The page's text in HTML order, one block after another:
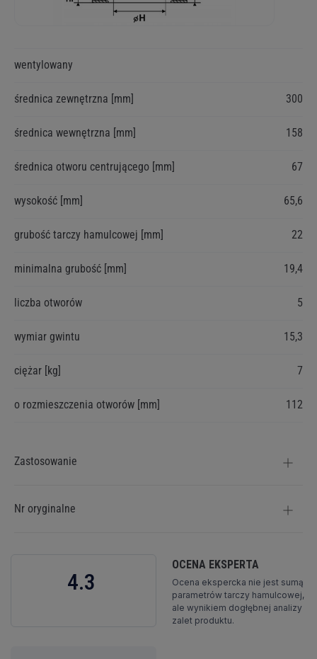
informacji
wentylowany
średnica zewnętrzna [mm] 300
średnica wewnętrzna [mm] 158
średnica otworu centrującego [mm] 67
wysokość [mm] 65,6
grubość tarczy hamulcowej [mm] 22
minimalna grubość [mm] 19,4
liczba otworów 5
wymiar gwintu 15,3
ciężar [kg] 7
o rozmieszczenia otworów [mm] 112
Zastosowanie
Nr oryginalne
4.3
OCENA EKSPERTA
Ocena ekspercka nie jest sumą
parametrów tarczy hamulcowej,
ale wynikiem dogłębnej analizy
zalet produktu.